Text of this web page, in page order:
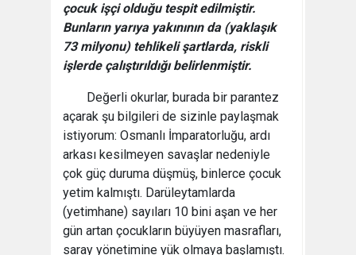
çocuk işçi olduğu tespit edilmiştir.
Bunların yarıya yakınının da (yaklaşık
73 milyonu) tehlikeli şartlarda, riskli
işlerde çalıştırıldığı belirlenmiştir.
Değerli okurlar, burada bir parantez
açarak şu bilgileri de sizinle paylaşmak
istiyorum: Osmanlı İmparatorluğu, ardı
arkası kesilmeyen savaşlar nedeniyle
çok güç duruma düşmüş, binlerce çocuk
yetim kalmıştı. Darüleytamlarda
(yetimhane) sayıları 10 bini aşan ve her
gün artan çocukların büyüyen masrafları,
saray yönetimine yük olmaya başlamıştı.